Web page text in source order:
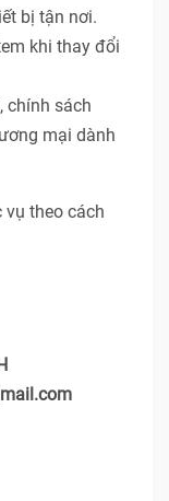
bị tận nơi.
khi thay đổi
sách
mại dành
theo cách